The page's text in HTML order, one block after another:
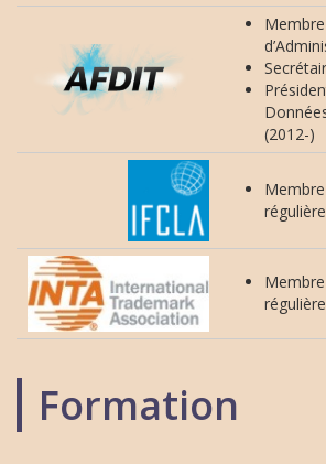
(2012-)
Formation